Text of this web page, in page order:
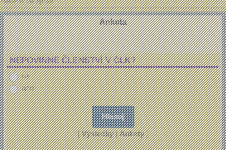
Anketa
NEPOVINNÉ ČLENSTVÍ V ČLK?
ne
ano
[Výsledky|Ankety]